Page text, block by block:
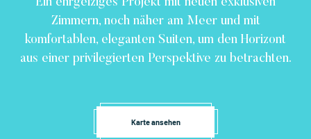
Ein ehrgeiziges Projekt mit neuen exklusiven
Zimmern, noch näher am Meer und mit
komfortablen, eleganten Suiten, um den Horizont
aus einer privilegierten Perspektive zu betrachten.
Karte ansehen